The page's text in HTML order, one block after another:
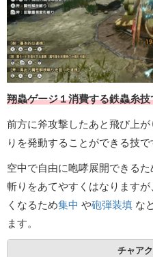
翔蟲ゲージ１消費する鉄蟲糸技
前方に斧攻撃したあと飛び上
りを発動することができる技で
空中で自由に咆哮展開できる
斬りをあてやすくはなります
くなるため集中 や砲弾装填 な
ます。
チャア